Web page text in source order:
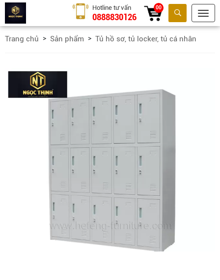
Tìm kiếm
Hotline tư vấn
0888830126
00
Trang chủ Sản phẩm Tủ hồ sơ, tủ locker, tủ cá nhân